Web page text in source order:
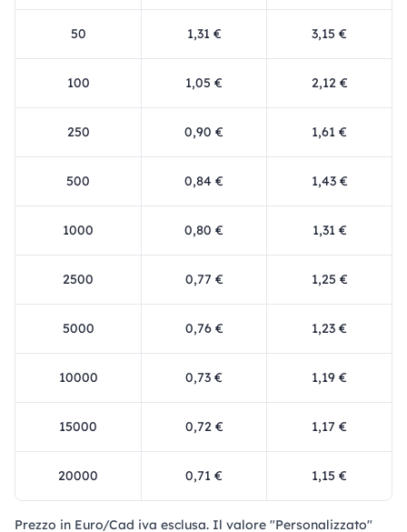
50 1,31 € 3,15 €
100 1,05 € 2,12 €
250 0,90 € 1,61 €
500 0,84 € 1,43 €
1000 0,80 € 1,31 €
2500 0,77 € 1,25 €
5000 0,76 € 1,23 €
10000 0,73 € 1,19 €
15000 0,72 € 1,17 €
20000 0,71 € 1,15 €
Prezzo in Euro/Cad iva esclusa. Il valore "Personalizzato"